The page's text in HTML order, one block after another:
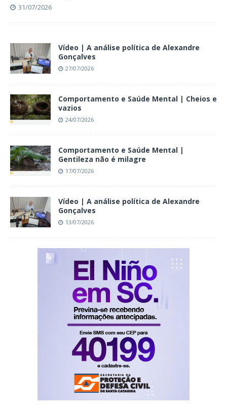
31/07/2026
Vídeo | A análise política de Alexandre
Gonçalves
27/07/2026
Comportamento e Saúde Mental | Cheios e
vazios
24/07/2026
Comportamento e Saúde Mental |
Gentileza não é milagre
17/07/2026
Vídeo | A análise política de Alexandre
Gonçalves
13/07/2026